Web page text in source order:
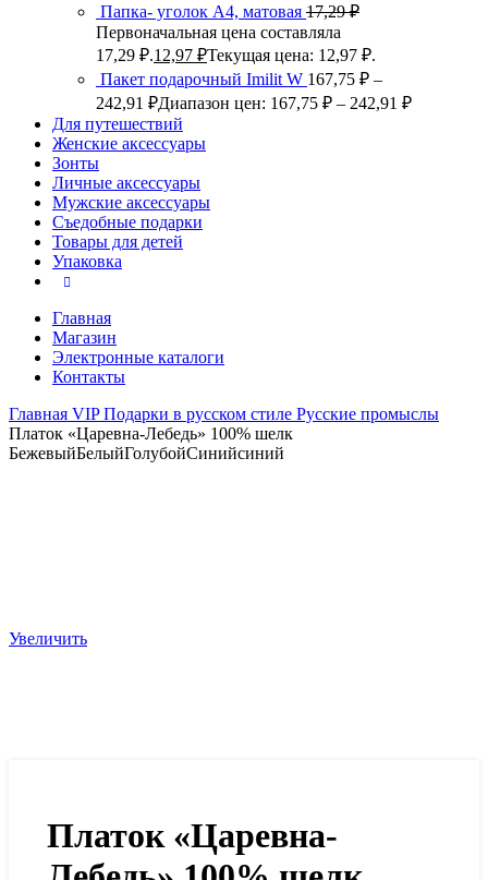
Папка- уголок А4, матовая 17,29₽
Первоначальная цена составляла
17,29 ₽.12,97 ₽Текущая цена: 12,97 ₽.
Пакет подарочный Imilit W 167,75 ₽ –
242,91 ₽Диапазон цен: 167,75 ₽ – 242,91 ₽
Для путешествий
Женские аксессуары
Зонты
Личные аксессуары
Мужские аксессуары
Съедобные подарки
Товары для детей
Упаковка
Главная
Магазин
Электронные каталоги
Контакты
Главная VIPПодарки в русском стиле Русские промыслы
Платок «Царевна-Лебедь» 100% шелк
БежевыйБелыйГолубойСинийсиний
Увеличить
Платок «Царевна-